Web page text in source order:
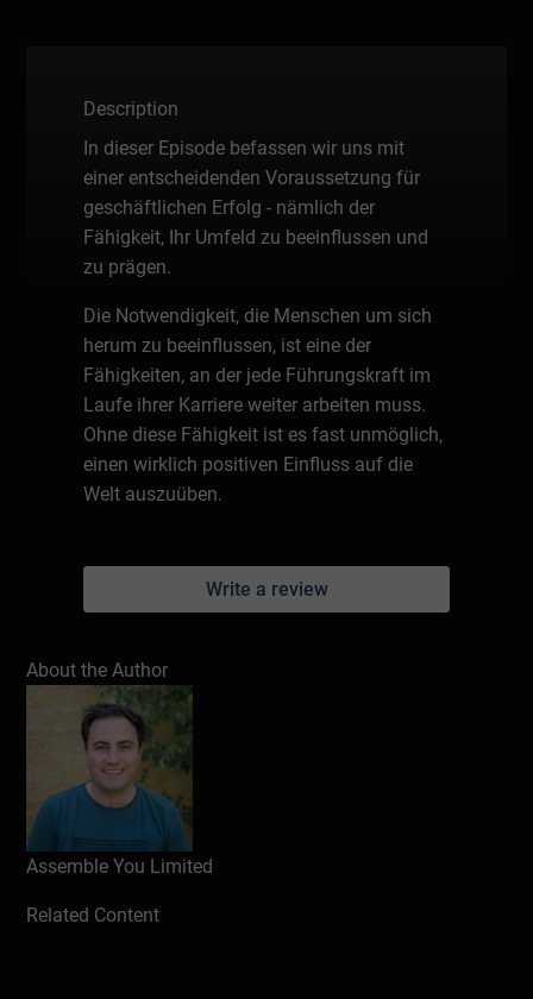
Description
In dieser Episode befassen wir uns mit
einer entscheidenden Voraussetzung für
geschäftlichen Erfolg - nämlich der
Fähigkeit, Ihr Umfeld zu beeinflussen und
zu prägen.
Die Notwendigkeit, die Menschen um sich
herum zu beeinflussen, ist eine der
Fähigkeiten, an der jede Führungskraft im
Laufe ihrer Karriere weiter arbeiten muss.
Ohne diese Fähigkeit ist es fast unmöglich,
einen wirklich positiven Einfluss auf die
Welt auszuüben.
Write a review
About the Author
Assemble You Limited
Related Content